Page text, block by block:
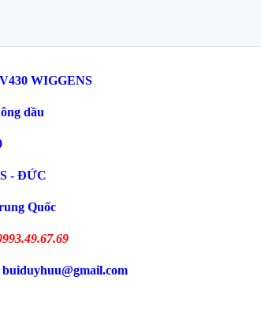
V430 WIGGENS
dầu
- ĐỨC
Quốc